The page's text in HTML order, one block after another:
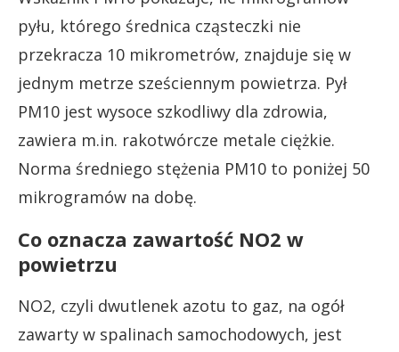
pyłu, którego średnica cząsteczki nie
przekracza 10 mikrometrów, znajduje się w
jednym metrze sześciennym powietrza. Pył
PM10 jest wysoce szkodliwy dla zdrowia,
zawiera m.in. rakotwórcze metale ciężkie.
Norma średniego stężenia PM10 to poniżej 50
mikrogramów na dobę.
Co oznacza zawartość NO2 w
powietrzu
NO2, czyli dwutlenek azotu to gaz, na ogół
zawarty w spalinach samochodowych, jest